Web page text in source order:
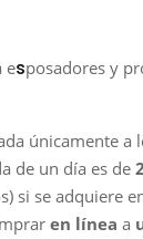
esposadores y
únicamente a
de un día es de
si se adquiere
en línea a